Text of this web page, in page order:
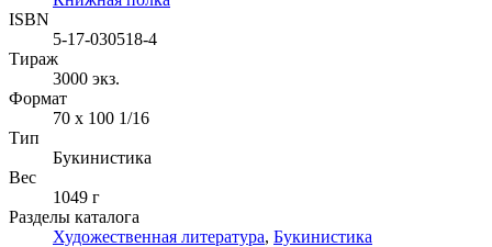
ISBN
5-17-030518-4
Тираж
3000 экз.
Формат
70 x 100 1/16
Тип
Букинистика
Вес
1049 г
Разделы каталога
Художественная литература, Букинистика